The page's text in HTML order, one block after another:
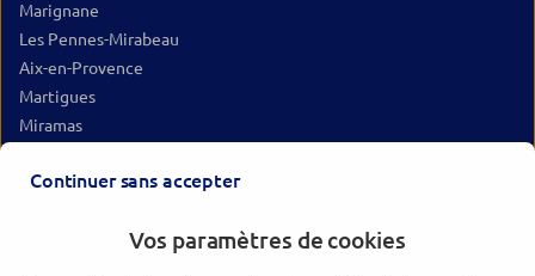
Marignane
Les Pennes-Mirabeau
Aix-en-Provence
Martigues
Miramas
Salon-de-Provence
Continuer sans accepter
Vos paramètres de cookies